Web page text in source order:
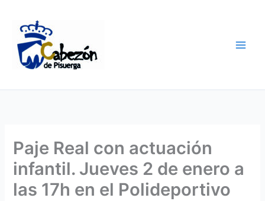
contenido
Paje Real con actuación
infantil. Jueves 2 de enero a
las 17h en el Polideportivo